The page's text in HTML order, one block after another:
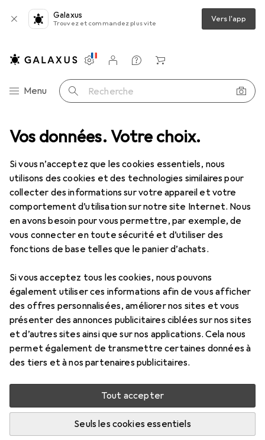
Vos données. Votre choix.
Si vous n’acceptez que les cookies essentiels, nous
utilisons des cookies et des technologies similaires pour
collecter des informations sur votre appareil et votre
comportement d’utilisation sur notre site Internet. Nous
en avons besoin pour vous permettre, par exemple, de
vous connecter en toute sécurité et d’utiliser des
fonctions de base telles que le panier d’achats.
Si vous acceptez tous les cookies, nous pouvons
également utiliser ces informations afin de vous afficher
des offres personnalisées, améliorer nos sites et vous
présenter des annonces publicitaires ciblées sur nos sites
et d’autres sites ainsi que sur nos applications. Cela nous
permet également de transmettre certaines données à
des tiers et à nos partenaires publicitaires.
Tout accepter
Seuls les cookies essentiels
Galaxus
Trouvez et commandez plus vite Vers l'app
Navigation par catégorie
Menu Recherche
Paramètres
Compte client
Listes de comparaison
Listes d'envies
Panier
Tout l'assortiment IT + multimédia Enregistrer + dicter
Enregistrer + dicter
DécouvrirForum
Discussions dans Enregistrer + dicter
Pas encore de discussions
La Galaxus communauté attend votre